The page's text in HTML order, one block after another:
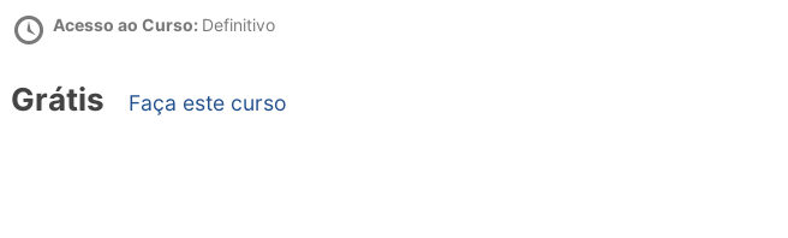
Acesso ao Curso: Definitivo
Grátis Faça este curso